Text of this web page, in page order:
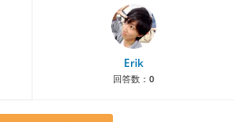
Erik
回答数： 0